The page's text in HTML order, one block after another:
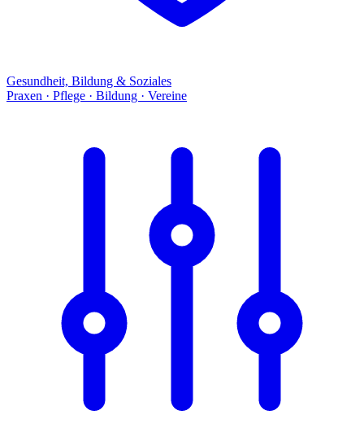
Gesundheit, Bildung & Soziales
Praxen · Pflege · Bildung · Vereine